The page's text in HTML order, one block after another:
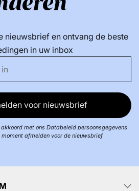
nieuwsbrief en ontvang de beste
in uw inbox
voor nieuwsbrief
met ons Databeleid persoonsgegevens
afmelden voor de nieuwsbrief